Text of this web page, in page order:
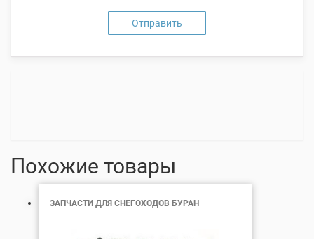
Похожие товары
ЗАПЧАСТИ ДЛЯ СНЕГОХОДОВ БУРАН